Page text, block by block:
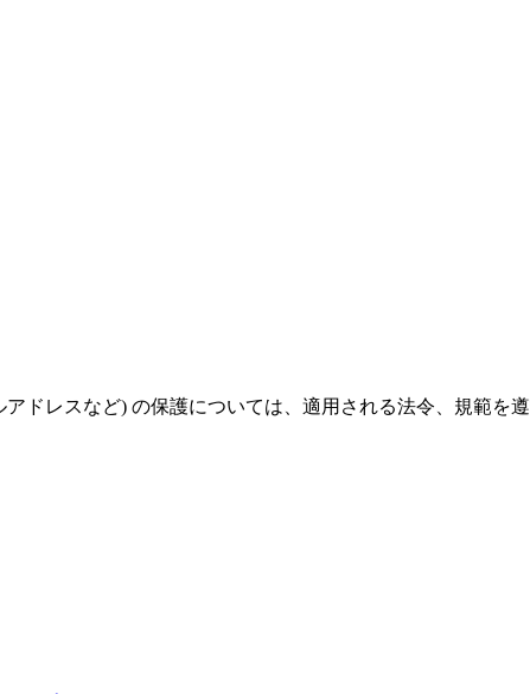
ドレスなど) の保護については、適用される法令、規範を